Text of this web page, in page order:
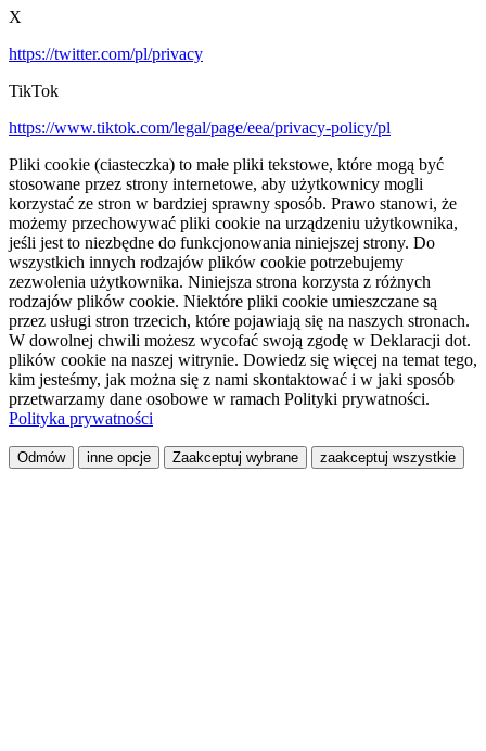
X
https://twitter.com/pl/privacy
TikTok
https://www.tiktok.com/legal/page/eea/privacy-policy/pl
Pliki cookie (ciasteczka) to małe pliki tekstowe, które mogą być
stosowane przez strony internetowe, aby użytkownicy mogli
korzystać ze stron w bardziej sprawny sposób. Prawo stanowi, że
możemy przechowywać pliki cookie na urządzeniu użytkownika,
jeśli jest to niezbędne do funkcjonowania niniejszej strony. Do
wszystkich innych rodzajów plików cookie potrzebujemy
zezwolenia użytkownika. Niniejsza strona korzysta z różnych
rodzajów plików cookie. Niektóre pliki cookie umieszczane są
przez usługi stron trzecich, które pojawiają się na naszych stronach.
W dowolnej chwili możesz wycofać swoją zgodę w Deklaracji dot.
plików cookie na naszej witrynie. Dowiedz się więcej na temat tego,
kim jesteśmy, jak można się z nami skontaktować i w jaki sposób
przetwarzamy dane osobowe w ramach Polityki prywatności.
Polityka prywatności
Odmów inne opcje Zaakceptuj wybrane zaakceptuj wszystkie